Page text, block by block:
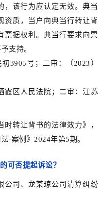
，该行为应认定无效。典当
资质，当户向典当行转让背
票据权利。典当行要求向票
支持。
3905号；二审：（2023）
霞区人民法院；二审：江苏
时转让背书的法律效力》，
·案例》2024年第5期。
可否提起诉讼？
司、龙某琼公司清算纠纷